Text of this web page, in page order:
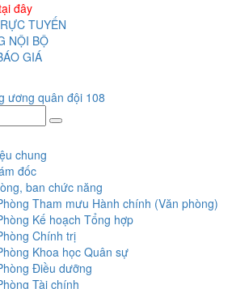
đây
TUYẾN
NỘI BỘ
GIÁ
chung
đốc
ban chức năng
Tham mưu Hành chính (Văn phòng)
Kế hoạch Tổng hợp
Chính trị
Khoa học Quân sự
Điều dưỡng
Tài chính